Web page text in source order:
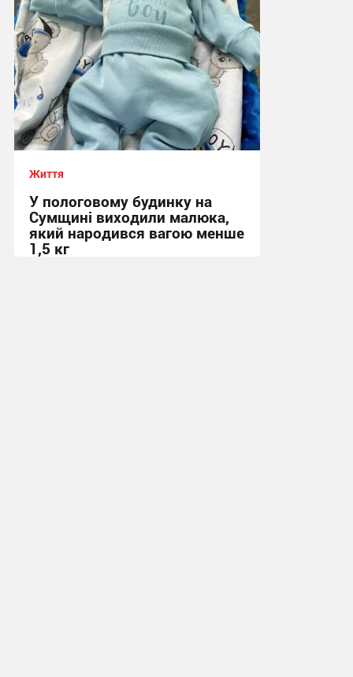
Життя
У пологовому будинку на
Сумщині виходили малюка,
який народився вагою менше
1,5 кг